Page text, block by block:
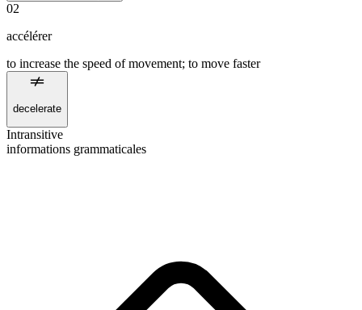
02
accélérer
to increase the speed of movement; to move faster
decelerate
Intransitive
informations grammaticales